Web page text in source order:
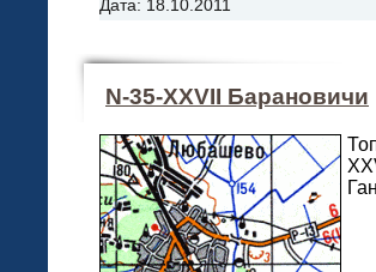
Дата: 18.10.2011
N-35-XXVII Барановичи